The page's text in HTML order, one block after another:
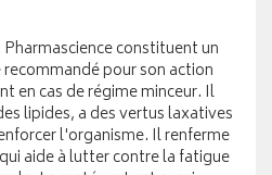
constituent un
pour son action
en cas de régime minceur. Il
lipides, a des vertus laxatives
l'organisme. Il renferme
aide à lutter contre la fatigue